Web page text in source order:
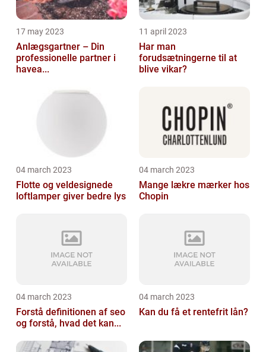
17 may 2023
Anlægsgartner – Din
professionelle partner i
havea...
11 april 2023
Har man
forudsætningerne til at
blive vikar?
04 march 2023
Flotte og veldesignede
loftlamper giver bedre lys
04 march 2023
Mange lækre mærker hos
Chopin
04 march 2023
Forstå definitionen af seo
og forstå, hvad det kan...
04 march 2023
Kan du få et rentefrit lån?